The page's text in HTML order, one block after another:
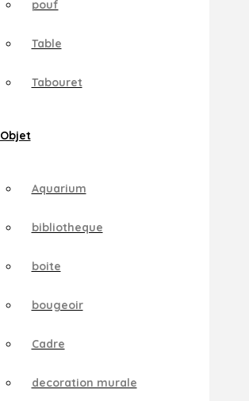
pouf
Table
Tabouret
Objet
Aquarium
bibliotheque
boite
bougeoir
Cadre
decoration murale